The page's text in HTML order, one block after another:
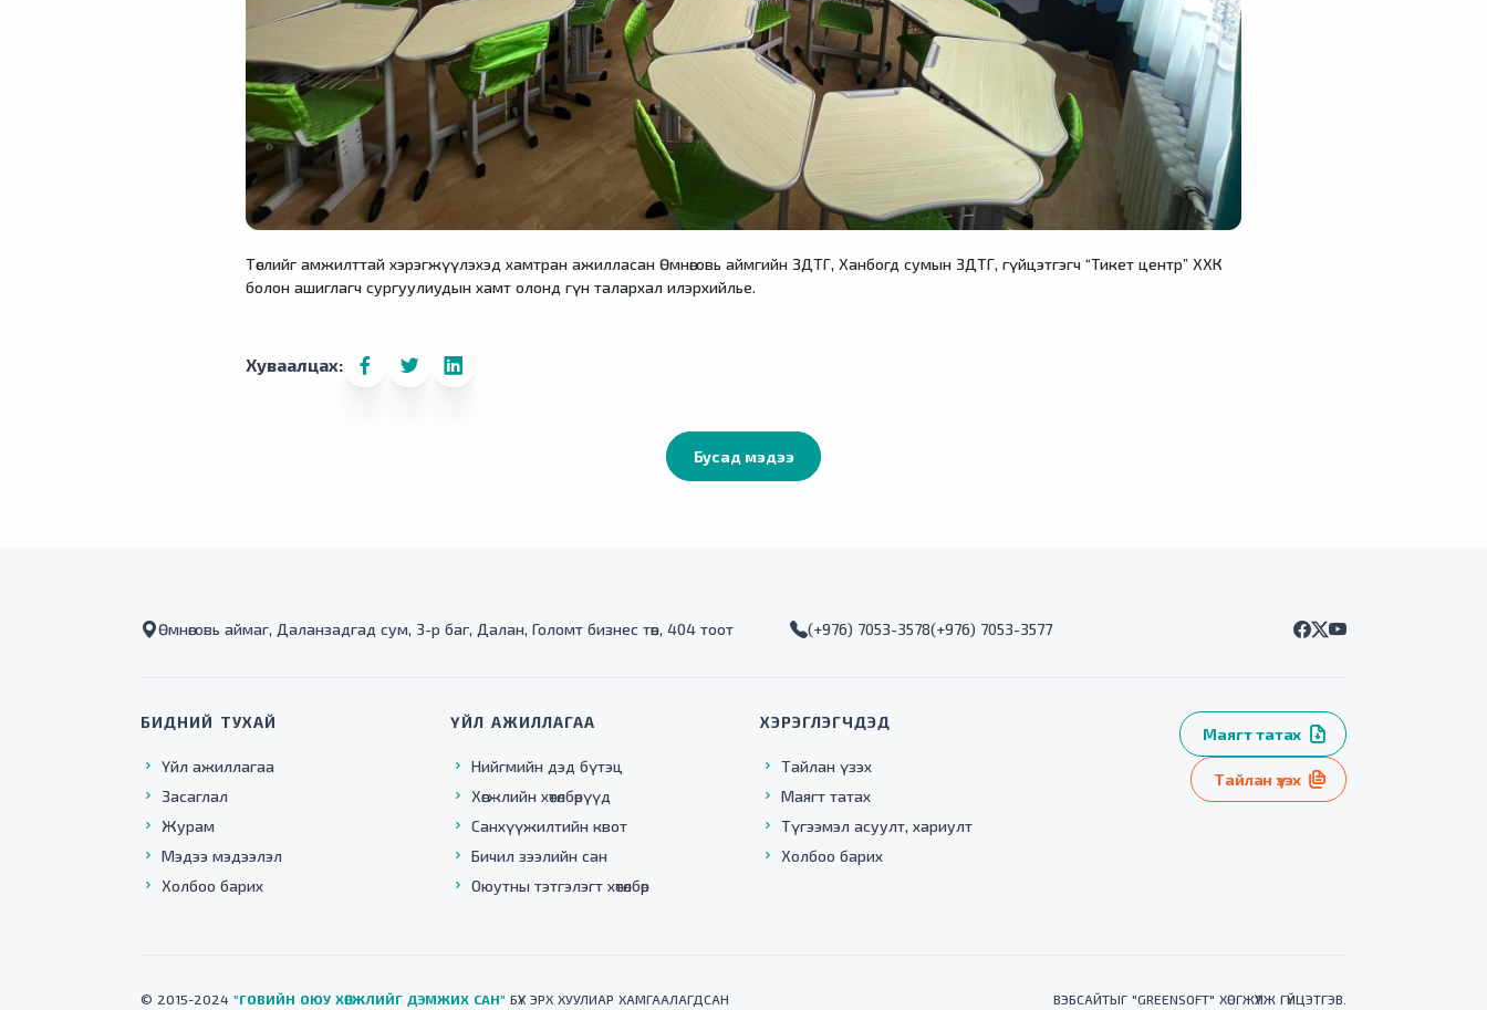
Төслийг амжилттай хэрэгжүүлэхэд хамтран ажилласан Өмнөговь аймгийн ЗДТГ, Ханбогд сумын ЗДТГ, гүйцэтгэгч “Тикет центр” ХХК
болон ашиглагч сургуулиудын хамт олонд гүн талархал илэрхийлье.
Хуваалцах:
Бусад мэдээ
Өмнөговь аймаг, Даланзадгад сум, 3-р баг, Далан, Голомт бизнес төв, 404 тоот (+976) 7053-3578(+976) 7053-3577
БИДНИЙ ТУХАЙ
Үйл ажиллагаа
Засаглал
Журам
Мэдээ мэдээлэл
Холбоо барих
ҮЙЛ АЖИЛЛАГАА
Нийгмийн дэд бүтэц
Хөгжлийн хөтөлбөрүүд
Санхүүжилтийн квот
Бичил зээлийн сан
Оюутны тэтгэлэгт хөтөлбөр
ХЭРЭГЛЭГЧДЭД
Тайлан үзэх
Маягт татах
Түгээмэл асуулт, хариулт
Холбоо барих
Маягт татах
Тайлан үзэх
© 2015-2024 "ГОВИЙН ОЮУ ХӨГЖЛИЙГ ДЭМЖИХ САН" БҮХ ЭРХ ХУУЛИАР ХАМГААЛАГДСАН ВЭБСАЙТЫГ "GREENSOFT" ХӨГЖҮҮЛЖ ГҮЙЦЭТГЭВ.